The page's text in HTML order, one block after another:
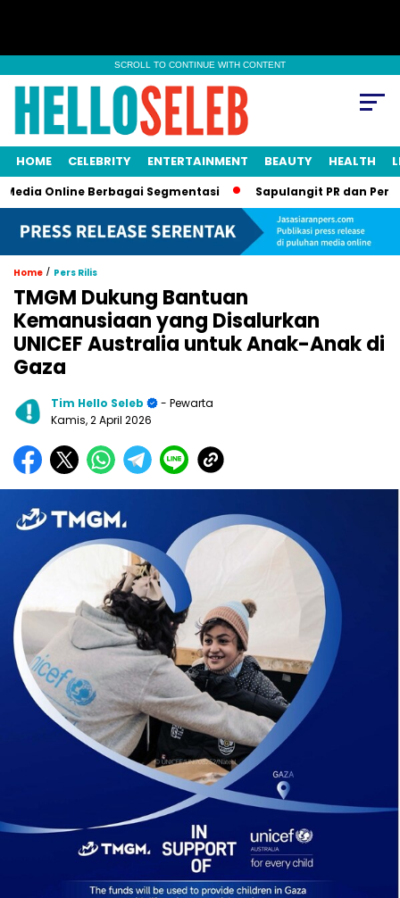
SCROLL TO CONTINUE WITH CONTENT
HOME CELEBRITY ENTERTAINMENT BEAUTY HEALTH
Berbagai Segmentasi Sapulangit PR dan Persrilis.com
Home / Pers Rilis
TMGM Dukung Bantuan
Kemanusiaan yang Disalurkan
UNICEF Australia untuk Anak-Anak di
Gaza
Tim Hello Seleb
- Pewarta
Kamis, 2 April 2026